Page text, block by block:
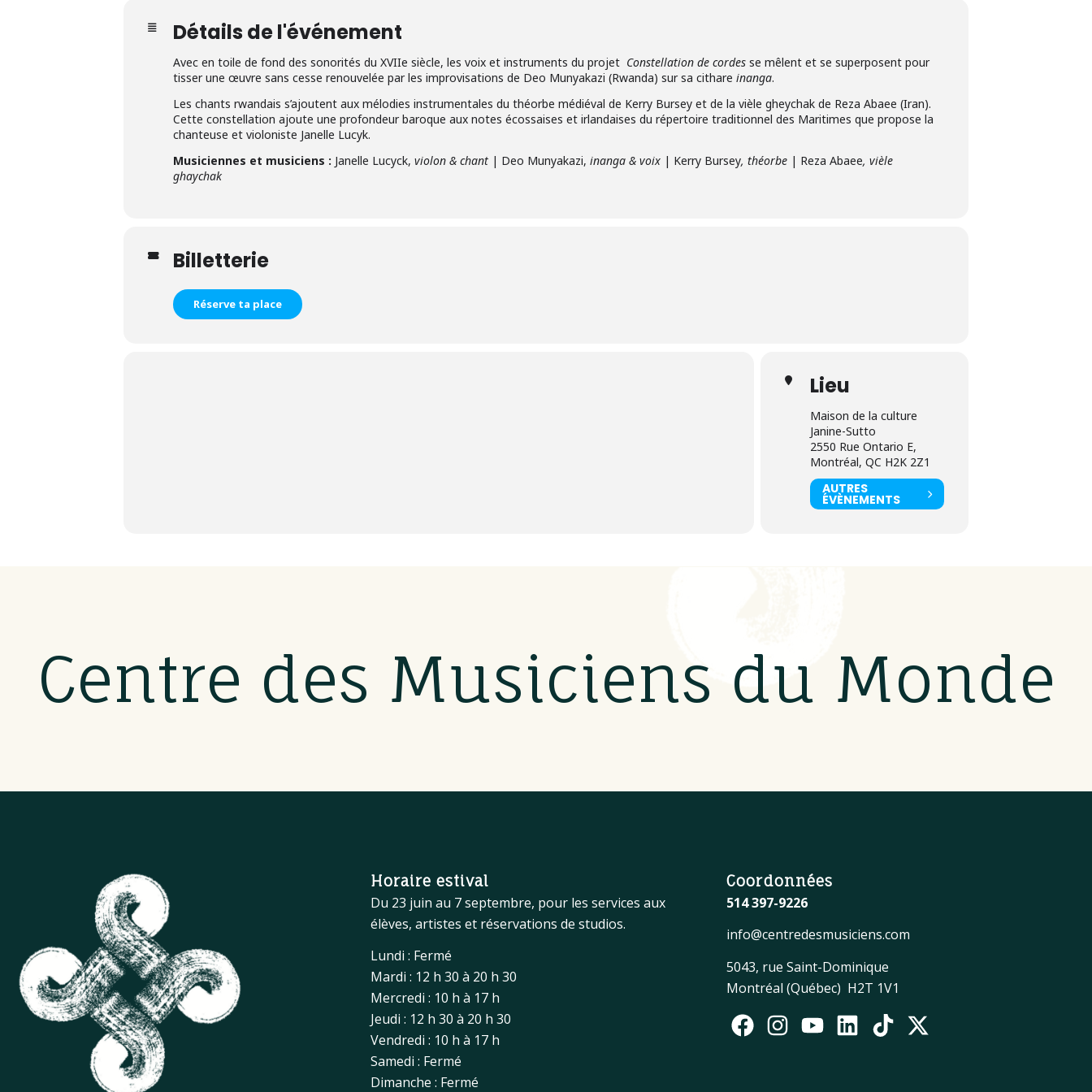
Détails de l'événement
Avec en toile de fond des sonorités du XVIIe siècle, les voix et instruments du projet Constellation de cordes se mêlent et se superposent pour
tisser une œuvre sans cesse renouvelée par les improvisations de Deo Munyakazi (Rwanda) sur sa cithare inanga.
Les chants rwandais s’ajoutent aux mélodies instrumentales du théorbe médiéval de Kerry Bursey et de la vièle gheychak de Reza Abaee (Iran).
Cette constellation ajoute une profondeur baroque aux notes écossaises et irlandaises du répertoire traditionnel des Maritimes que propose la
chanteuse et violoniste Janelle Lucyk.
Musiciennes et musiciens : Janelle Lucyck, violon & chant | Deo Munyakazi, inanga & voix | Kerry Bursey, théorbe | Reza Abaee, vièle
ghaychak
Billetterie
Réserve ta place
Lieu
Maison de la culture
Janine-Sutto
2550 Rue Ontario E,
Montréal, QC H2K 2Z1
AUTRES
ÉVÈNEMENTS
Centre des Musiciens du Monde
Horaire estival
Du 23 juin au 7 septembre, pour les services aux
élèves, artistes et réservations de studios.
Lundi : Fermé
Mardi : 12 h 30 à 20 h 30
Mercredi : 10 h à 17 h
Jeudi : 12 h 30 à 20 h 30
Vendredi : 10 h à 17 h
Samedi : Fermé
Dimanche : Fermé
Coordonnées
514 397-9226
info@centredesmusiciens.com
5043, rue Saint-Dominique
Montréal (Québec) H2T 1V1